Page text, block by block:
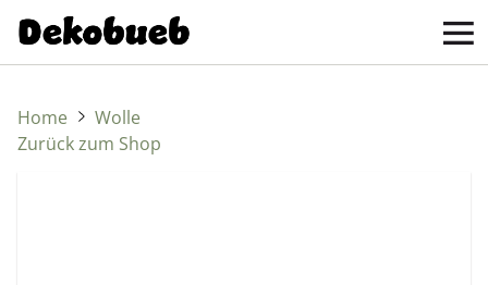
Home
Wolle
Zurück zum Shop